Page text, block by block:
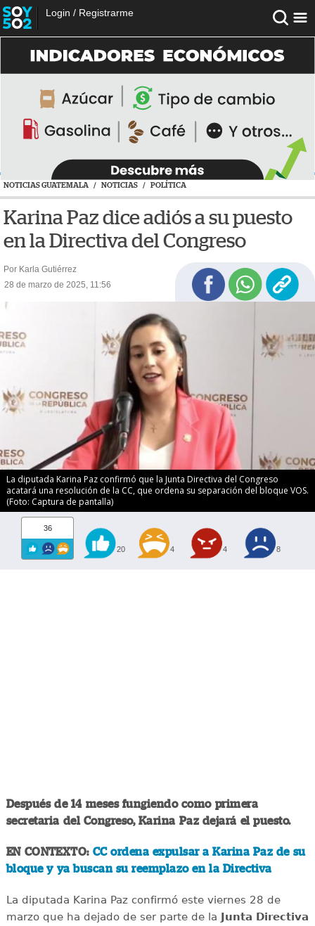
Login / Registrarme
NOTICIAS GUATEMALA / NOTICIAS / POLÍTICA
Karina Paz dice adiós a su puesto
en la Directiva del Congreso
Por Karla Gutiérrez
28 de marzo de 2025, 11:56
La diputada Karina Paz confirmó que la Junta Directiva del Congreso
acatará una resolución de la CC, que ordena su separación del bloque VOS.
(Foto: Captura de pantalla)
36
20 4 4 8
Después de 14 meses fungiendo como primera
secretaria del Congreso, Karina Paz dejará el puesto.
EN CONTEXTO: CC ordena expulsar a Karina Paz de su
bloque y ya buscan su reemplazo en la Directiva
La diputada Karina Paz confirmó este viernes 28 de
marzo que ha dejado de ser parte de la Junta Directiva